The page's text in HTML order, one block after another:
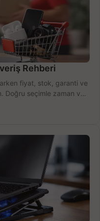
Rehberi
fiyat, stok, garanti ve
Doğru seçimle zaman ve